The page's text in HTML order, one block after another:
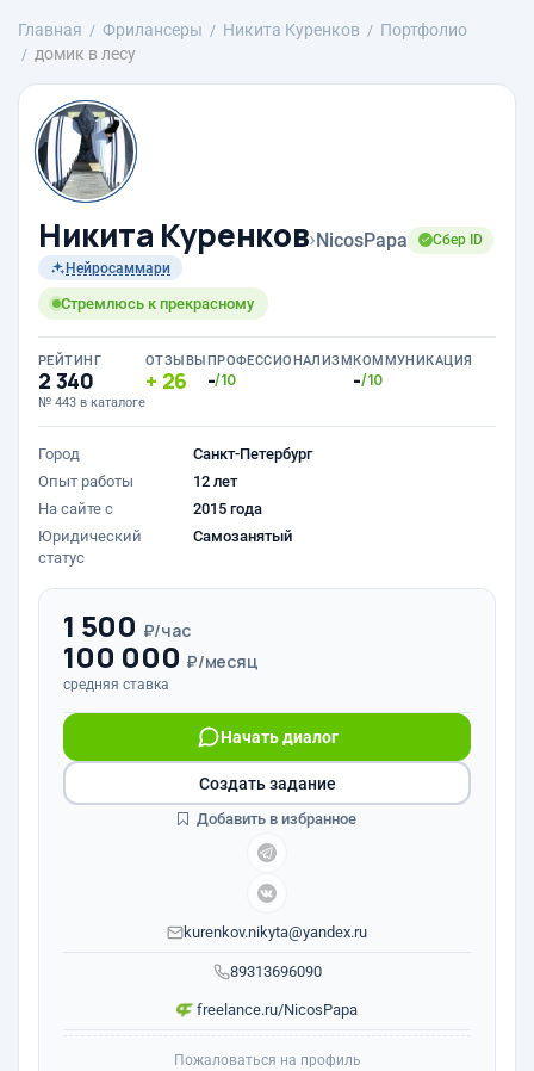
Главная Фрилансеры Никита Куренков
Портфолио
домик в лесу
Никита Куренков›NicosPapa
Сбер ID
Нейросаммари
Стремлюсь к прекрасному
РЕЙТИНГ
2 340
№ 443 в каталоге
ОТЗЫВЫ
26
ПРОФЕССИОНАЛИЗМ
-/10
КОММУНИКАЦИЯ
-/10
Город
Санкт-Петербург
Опыт работы
12 лет
На сайте с
2015 года
Юридический
статус
Самозанятый
1 500 ₽/час
100 000 ₽/месяц
средняя ставка
89313696090
Начать диалог
kurenkov.nikyta@yandex.ru
freelance.ru/NicosPapa
Создать задание
Добавить в избранное
Пожаловаться на профиль